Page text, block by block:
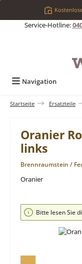
Zum Hauptinhalt
Service-Hotline:
Navigation
Startseite Ersatzteile
Oranier
links
Brennraumstein /
Oranier
Bildergalerie
Bitte lesen Sie